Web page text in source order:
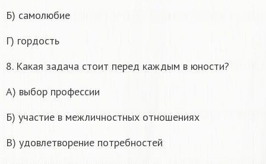
Б) самолюбие
Г) гордость
8. Какая задача стоит перед каждым в юности?
A) выбор профессии
Б) участие в межличностных отношениях
B) удовлетворение потребностей